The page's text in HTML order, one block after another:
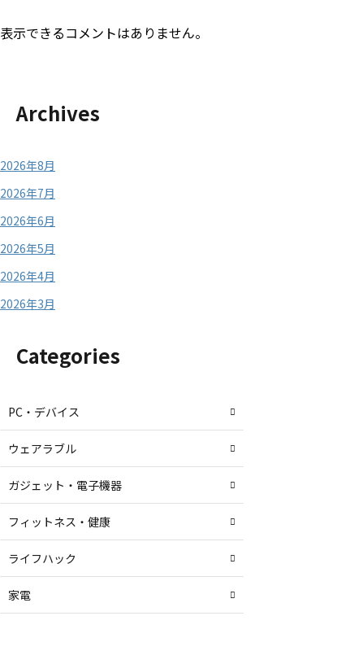
表示できるコメントはありません。
Archives
2026年8月
2026年7月
2026年6月
2026年5月
2026年4月
2026年3月
Categories
PC・デバイス
ウェアラブル
ガジェット・電子機器
フィットネス・健康
ライフハック
家電